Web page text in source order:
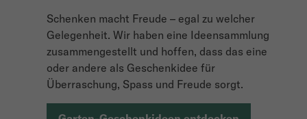
Schenken macht Freude – egal zu welcher
Gelegenheit. Wir haben eine Ideensammlung
zusammengestellt und hoffen, dass das eine
oder andere als Geschenkidee für
Überraschung, Spass und Freude sorgt.